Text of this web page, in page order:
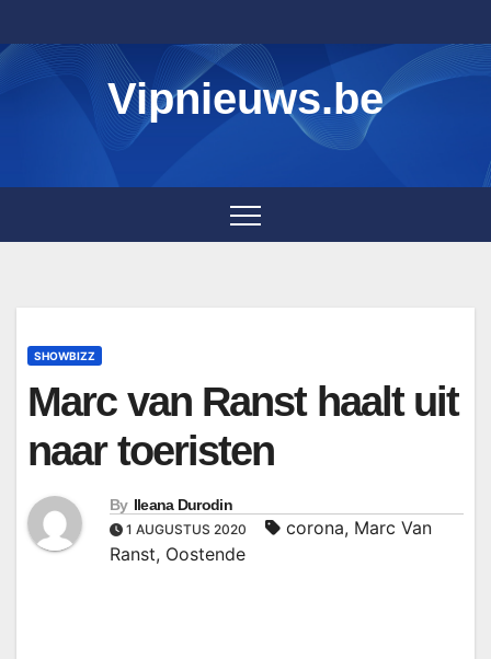
to
content
Vipnieuws.be
SHOWBIZZ
Marc van Ranst haalt uit
naar toeristen
By Ileana Durodin
1 AUGUSTUS 2020 corona, Marc Van
Ranst, Oostende